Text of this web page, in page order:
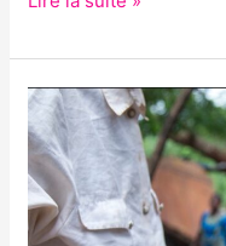
ENVOÛTEMENT
RETOUR
AFFECTIF,
SOLUTION
POUR